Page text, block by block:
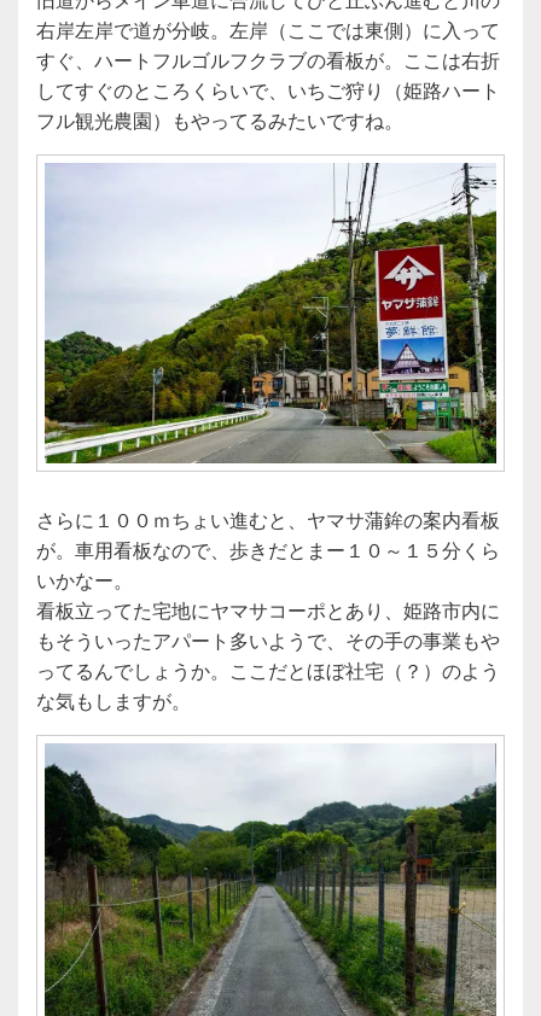
右岸左岸で道が分岐。左岸（ここでは東側）に入って
すぐ、ハートフルゴルフクラブの看板が。ここは右折
してすぐのところくらいで、いちご狩り（姫路ハート
フル観光農園）もやってるみたいですね。
さらに１００ｍちょい進むと、ヤマサ蒲鉾の案内看板
が。車用看板なので、歩きだとまー１０～１５分くら
いかなー。
看板立ってた宅地にヤマサコーポとあり、姫路市内に
もそういったアパート多いようで、その手の事業もや
ってるんでしょうか。ここだとほぼ社宅（？）のよう
な気もしますが。